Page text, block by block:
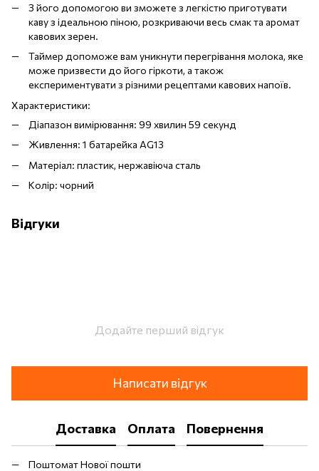
З його допомогою ви зможете з легкістю приготувати
каву з ідеальною піною, розкриваючи весь смак та аромат
кавових зерен.
Таймер допоможе вам уникнути перегрівання молока, яке
може призвести до його гіркоти, а також
експериментувати з різними рецептами кавових напоїв.
Характеристики:
Діапазон вимірювання: 99 хвилин 59 секунд
Живлення: 1 батарейка AG13
Матеріал: пластик, нержавіюча сталь
Колір: чорний
Відгуки
Додайте перший відгук
Написати відгук
Доставка Оплата Повернення
Поштомат Нової пошти